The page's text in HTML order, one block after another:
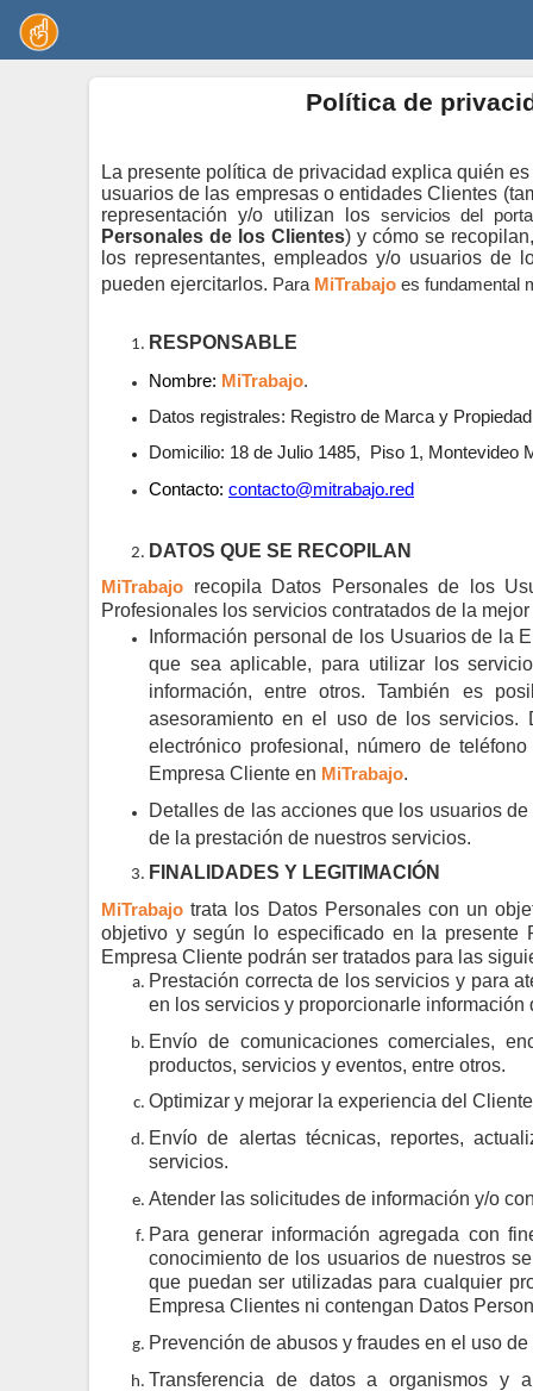
Política de
La presente política de privacidad explica quién
usuarios de las empresas o entidades Clientes
representación y/o utilizan los servicios del
Personales de los Clientes) y cómo se
los representantes, empleados y/o usuarios de
pueden ejercitarlos. Para MiTrabajo es fundamental
RESPONSABLE
Nombre: MiTrabajo.
Datos registrales: Registro de Marca y
Domicilio: 18 de Julio 1485,
Piso 1, Montevideo
Contacto: contacto@mitrabajo.red
DATOS QUE SE RECOPILAN
MiTrabajo recopila Datos Personales de los
Profesionales los servicios contratados de la
Información personal de los Usuarios de la
que sea aplicable, para utilizar los
información, entre otros. También es
asesoramiento en el uso de los servicios.
electrónico profesional, número de
Empresa Cliente en MiTrabajo.
Detalles de las acciones que los usuarios
de la prestación de nuestros servicios.
FINALIDADES Y LEGITIMACIÓN
MiTrabajo trata los Datos Personales con un
objetivo y según lo especificado en la
Empresa Cliente podrán ser tratados para las
Prestación correcta de los servicios y para
en los servicios y proporcionarle
Envío de comunicaciones comerciales,
productos, servicios y eventos, entre otros.
Optimizar y mejorar la experiencia del
Envío de alertas técnicas, reportes,
servicios.
Atender las solicitudes de información y/o
Para generar información agregada con
conocimiento de los usuarios de nuestros
que puedan ser utilizadas para cualquier
Empresa Clientes ni contengan Datos
Prevención de abusos y fraudes en el uso
Transferencia de datos a organismos y